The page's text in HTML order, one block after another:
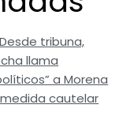
Desde tribuna,
llama
a Morena
cautelar